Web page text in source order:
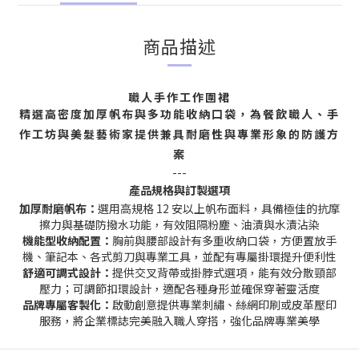
商品描述
職人手作工作圍裙
精選高密度加厚帆布與多功能收納口袋，為餐飲職人、手
作工坊與美髮藝術家提供兼具耐磨性與專業形象的防護方
案
---
產品規格與訂製選項
加厚耐磨帆布： 選用高規格 12 安以上帆布面料，具備極佳的抗摩
擦力與基礎防撥水功能，有效阻隔粉塵、油漬與水漬沾染
機能型收納配置： 胸前與腰部設計有多重收納口袋，方便置放手
機、筆記本、各式剪刀與專業工具，並配有專屬掛環提升便利性
舒適可調式設計： 提供交叉背帶或掛脖式選項，能有效分散頸部
壓力；可調節扣環設計，適配各種身形並確保穿著靈活度
品牌專屬客製化： 啟動創意提供專業刺繡、絲網印刷或皮革壓印
服務，將企業標誌完美融入職人穿搭，強化品牌專業美學